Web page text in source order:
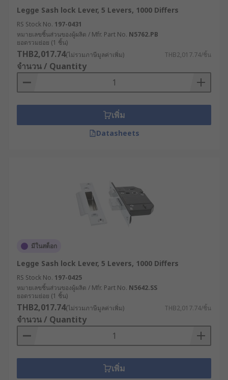
Legge Sash lock Lever, 5 Levers, 1000 Differs
RS Stock No. 197-0431
หมายเลขชิ้นส่วนของผู้ผลิต / Mfr. Part No. N5762.PB
ยอดรวมย่อย (1 ชิ้น)
THB2,017.74(ไม่รวมภาษีมูลค่าเพิ่ม) THB2,017.74/ชิ้น
จำนวน / Quantity
เพิ่ม
Datasheets
มีในสต็อก
Legge Sash lock Lever, 5 Levers, 1000 Differs
RS Stock No. 197-0425
หมายเลขชิ้นส่วนของผู้ผลิต / Mfr. Part No. N5642.SS
ยอดรวมย่อย (1 ชิ้น)
THB2,017.74(ไม่รวมภาษีมูลค่าเพิ่ม) THB2,017.74/ชิ้น
จำนวน / Quantity
เพิ่ม